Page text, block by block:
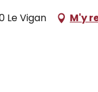
Le Vigan M'y